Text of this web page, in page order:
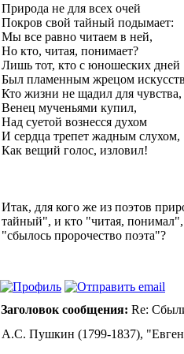
Природа не для всех очей
Покров свой тайный подымает:
Мы все равно читаем в ней,
Но кто, читая, понимает?
Лишь тот, кто с юношеских дней
Был пламенным жрецом
Кто жизни не щадил для чувства,
Венец мученьями купил,
Над суетой вознесся духом
И сердца трепет жадным слухом,
Как вещий голос, изловил!
Итак, для кого же из поэтов
тайный", и кто "читая,
"сбылось пророчество поэта"?
Заголовок сообщения: Re:
А.С. Пушкин (1799-1837),